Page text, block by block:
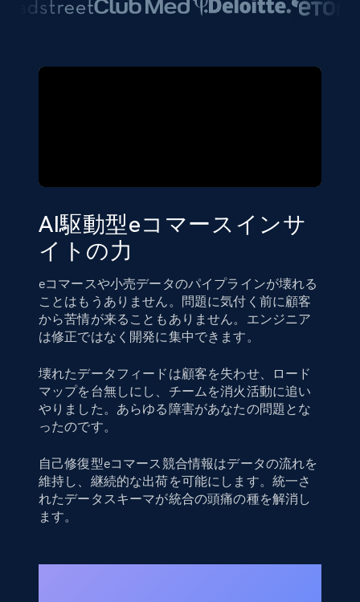
AI駆動型eコマースインサ
イトの力
eコマースや小売データのパイプラインが壊れる
ことはもうありません。問題に気付く前に顧客
から苦情が来ることもありません。エンジニア
は修正ではなく開発に集中できます。
壊れたデータフィードは顧客を失わせ、ロード
マップを台無しにし、チームを消火活動に追い
やりました。あらゆる障害があなたの問題とな
ったのです。
自己修復型eコマース競合情報はデータの流れを
維持し、継続的な出荷を可能にします。統一さ
れたデータスキーマが統合の頭痛の種を解消し
ます。